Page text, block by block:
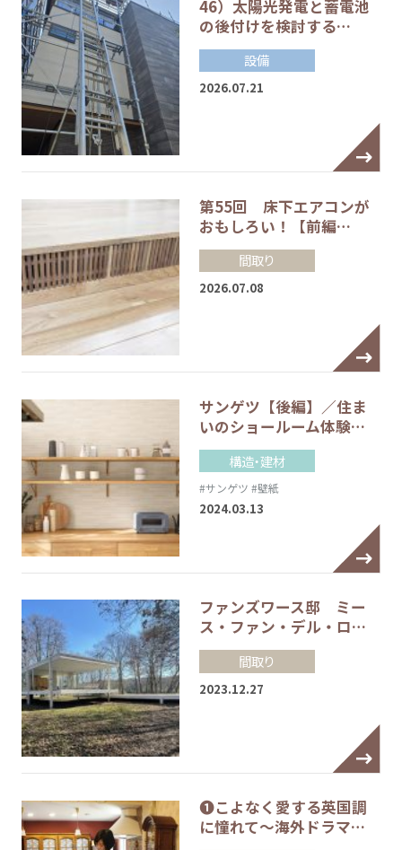
46）太陽光発電と蓄電池
の後付けを検討する…
設備
2026.07.21
第55回 床下エアコンが
おもしろい！【前編…
間取り
2026.07.08
サンゲツ【後編】／住ま
いのショールーム体験…
構造・建材
#サンゲツ #壁紙
2024.03.13
ファンズワース邸 ミー
ス・ファン・デル・ロ…
間取り
2023.12.27
❶こよなく愛する英国調
に憧れて～海外ドラマ…